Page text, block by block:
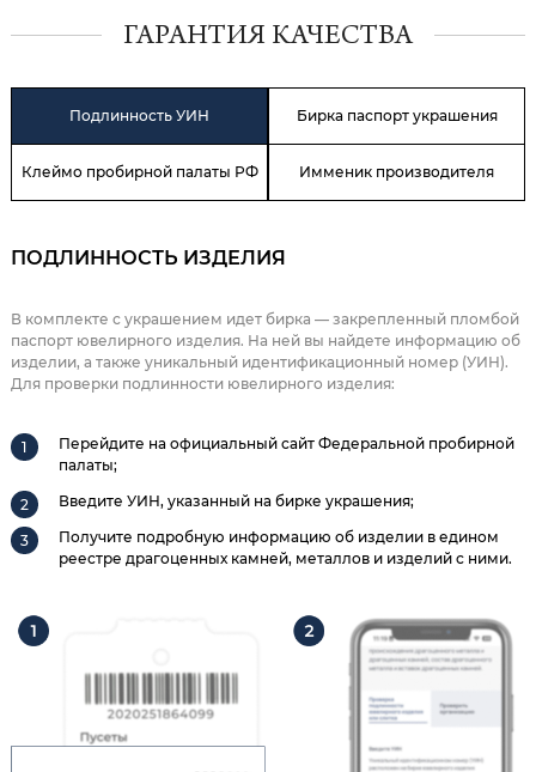
ГАРАНТИЯ КАЧЕСТВА
Подлинность УИН Бирка паспорт украшения
Клеймо пробирной палаты РФ Имменик производителя
ПОДЛИННОСТЬ ИЗДЕЛИЯ
В комплекте с украшением идет бирка — закрепленный пломбой
паспорт ювелирного изделия. На ней вы найдете информацию об
изделии, а также уникальный идентификационный номер (УИН).
Для проверки подлинности ювелирного изделия:
Перейдите на официальный сайт Федеральной пробирной
палаты;
Введите УИН, указанный на бирке украшения;
Получите подробную информацию об изделии в едином
реестре драгоценных камней, металлов и изделий с ними.